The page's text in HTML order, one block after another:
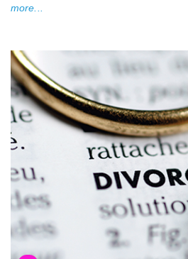
more...